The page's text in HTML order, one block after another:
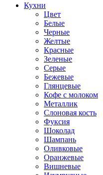
Кухни
Цвет
Белые
Черные
Желтые
Красные
Зеленые
Серые
Бежевые
Глянцевые
Кофе с молоком
Металлик
Слоновая кость
Фуксия
Шоколад
Шампань
Оливковые
Оранжевые
Вишневые